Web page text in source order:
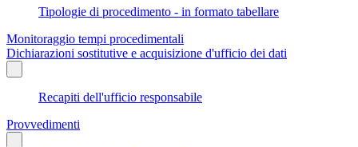
Tipologie di procedimento - in formato tabellare
Monitoraggio tempi procedimentali
Dichiarazioni sostitutive e acquisizione d'ufficio dei dati
Recapiti dell'ufficio responsabile
Provvedimenti